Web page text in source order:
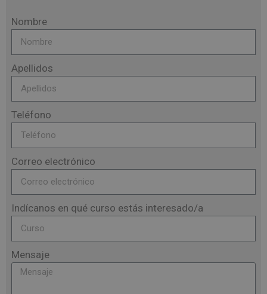
Nombre
Apellidos
Teléfono
Correo electrónico
Indícanos en qué curso estás interesado/a
Mensaje